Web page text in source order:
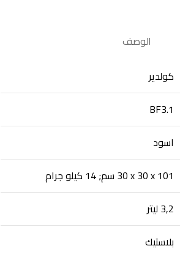
الوصف
‎BF3.1
‎30 x 30 x 101 سم; 14 كيلو جرام
‎3,2 ليتر